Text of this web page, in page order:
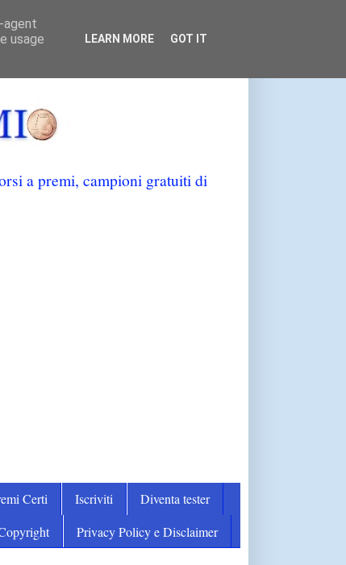
a premi, campioni gratuiti di
Certi Iscriviti
Diventa tester
Privacy Policy e Disclaimer
agent
usage
LEARN MORE GOT IT